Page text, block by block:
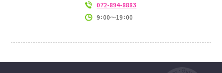
072-894-8883
9：00～19：00